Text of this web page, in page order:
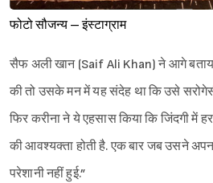
फोटो सौजन्य – इंस्टाग्राम
सैफ अली खान (Saif Ali Khan) ने आगे
की तो उसके मन में यह संदेह था कि उसे
फिर करीना ने ये एहसास किया कि जिंदगी में
की आवश्यक्ता होती है. एक बार जब उसने
परेशानी नहीं हुई.”